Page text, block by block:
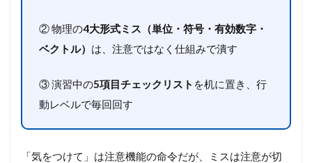
② 物理の4大形式ミス（単位・符号・有効数字・
ベクトル） は、注意ではなく仕組みで潰す
③ 演習中の5項目チェックリスト を机に置き、行
動レベルで毎回回す
「気をつけて」は注意機能の命令だが、ミスは注意が切